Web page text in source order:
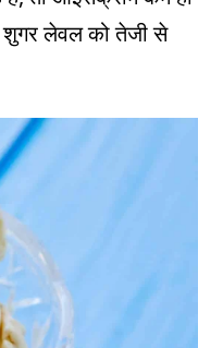
शुगर लेवल को तेजी से